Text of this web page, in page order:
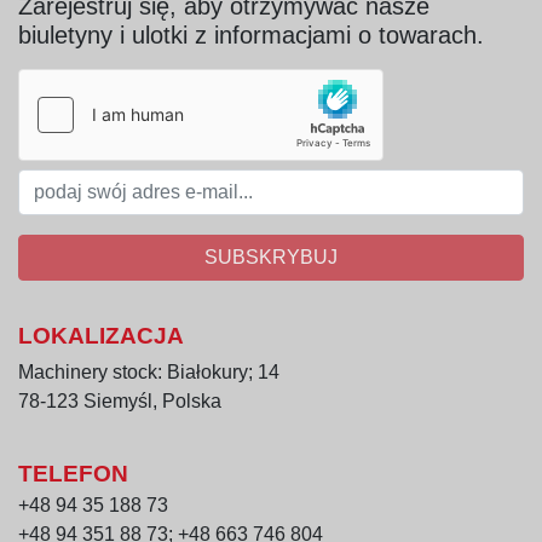
Regulacja wymiarów pakietu: manualna
(szerokość, długość, wysokość)
Sterowanie: elektroniczne
Wykonanie
Rama: stal węglowa lakierowana
Osłony: stal węglowa lakierowana, stal
nierdzewna
Przegrody rozdzielające pojemniki na rzędy:
stali węglowej lakierowanej
Zalety maszyny
Wydajne foliowanie gotowych pakietów
Regulacja wymiarów pakietu zapewniająca
uniwersalność w produkcji
Zarejestruj się, aby otrzymywać nasze
biuletyny i ulotki z informacjami o towarach.
SUBSKRYBUJ
LOKALIZACJA
Machinery stock: Białokury; 14
78-123 Siemyśl, Polska
TELEFON
+48 94 35 188 73
+48 94 351 88 73; +48 663 746 804